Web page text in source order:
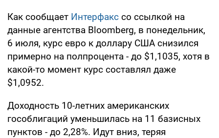
Как сообщает Интерфакс со ссылкой на
данные агентства Bloomberg, в понедельник,
6 июля, курс евро к доллару США снизился
примерно на полпроцента - до $1,1035, хотя в
какой-то момент курс составлял даже
$1,0952.
Доходность 10-летних американских
гособлигаций уменьшилась на 11 базисных
пунктов - до 2,28%. Идут вниз, теряя